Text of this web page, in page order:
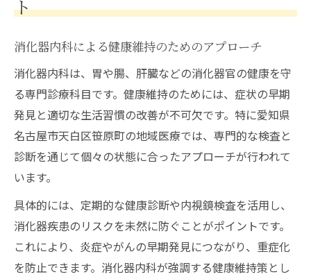
ト
消化器内科による健康維持のためのアプローチ
消化器内科は、胃や腸、肝臓などの消化器官の健康を守
る専門診療科目です。健康維持のためには、症状の早期
発見と適切な生活習慣の改善が不可欠です。特に愛知県
名古屋市天白区笹原町の地域医療では、専門的な検査と
診断を通じて個々の状態に合ったアプローチが行われて
います。
具体的には、定期的な健康診断や内視鏡検査を活用し、
消化器疾患のリスクを未然に防ぐことがポイントです。
これにより、炎症やがんの早期発見につながり、重症化
を防止できます。消化器内科が強調する健康維持策とし